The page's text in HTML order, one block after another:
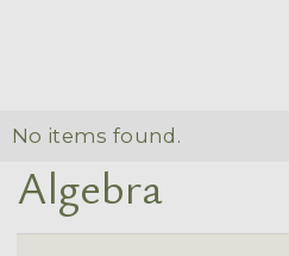
No items found.
Algebra